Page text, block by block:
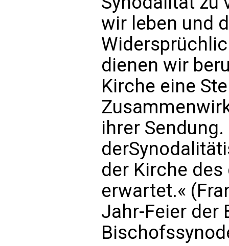
wir leben und
dienen wir
Kirche eine
ihrer
der Kirche
erwartet.«
Jahr-Feier der